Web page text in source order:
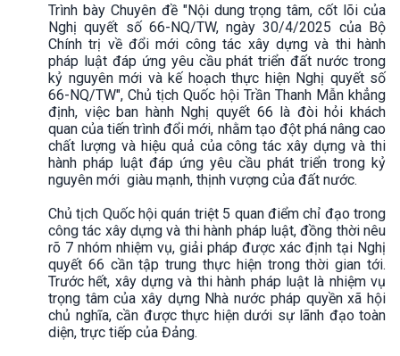
Trình bày Chuyên đề "Nội dung trọng tâm, cốt lõi của
Nghị quyết số 66-NQ/TW, ngày 30/4/2025 của Bộ
Chính trị về đổi mới công tác xây dựng và thi hành
pháp luật đáp ứng yêu cầu phát triển đất nước trong
kỷ nguyên mới và kế hoạch thực hiện Nghị quyết số
66-NQ/TW", Chủ tịch Quốc hội Trần Thanh Mẫn khẳng
định, việc ban hành Nghị quyết 66 là đòi hỏi khách
quan của tiến trình đổi mới, nhằm tạo đột phá nâng cao
chất lượng và hiệu quả của công tác xây dựng và thi
hành pháp luật đáp ứng yêu cầu phát triển trong kỷ
nguyên mới giàu mạnh, thịnh vượng của đất nước.
Chủ tịch Quốc hội quán triệt 5 quan điểm chỉ đạo trong
công tác xây dựng và thi hành pháp luật, đồng thời nêu
rõ 7 nhóm nhiệm vụ, giải pháp được xác định tại Nghị
quyết 66 cần tập trung thực hiện trong thời gian tới.
Trước hết, xây dựng và thi hành pháp luật là nhiệm vụ
trọng tâm của xây dựng Nhà nước pháp quyền xã hội
chủ nghĩa, cần được thực hiện dưới sự lãnh đạo toàn
diện, trực tiếp của Đảng.